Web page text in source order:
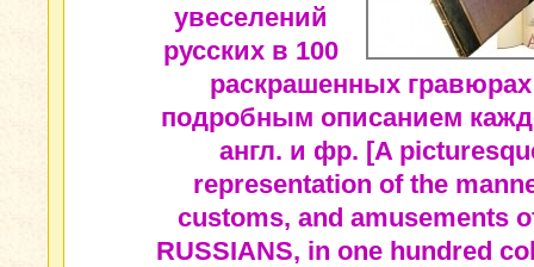
увеселений
русских в 100
раскрашенных
подробным описанием
англ. и фр. [A
representation of the
customs, and amusements
RUSSIANS, in one hundred